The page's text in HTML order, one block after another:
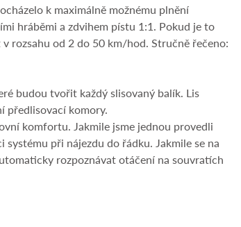
k maximálně možnému plnění
hráběmi a zdvihem pístu 1:1. Pokud je to
rozsahu od 2 do 50 km/hod. Stručně řečeno:
budou tvořit každý slisovaný balík. Lis
předlisovací komory.
komfortu. Jakmile jsme jednou provedli
při nájezdu do řádku. Jakmile se na
rozpoznávat otáčení na souvratích